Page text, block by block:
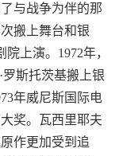
与战争为伴的那
搬上舞台和银
上演。1972年，
罗斯托茨基搬上银
年威尼斯国际电
奖。瓦西里耶夫
作更加受到追